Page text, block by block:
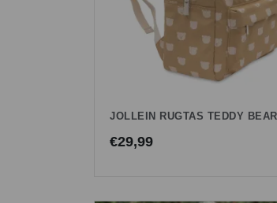
JOLLEIN RUGTAS TEDDY BEAR
€29,99